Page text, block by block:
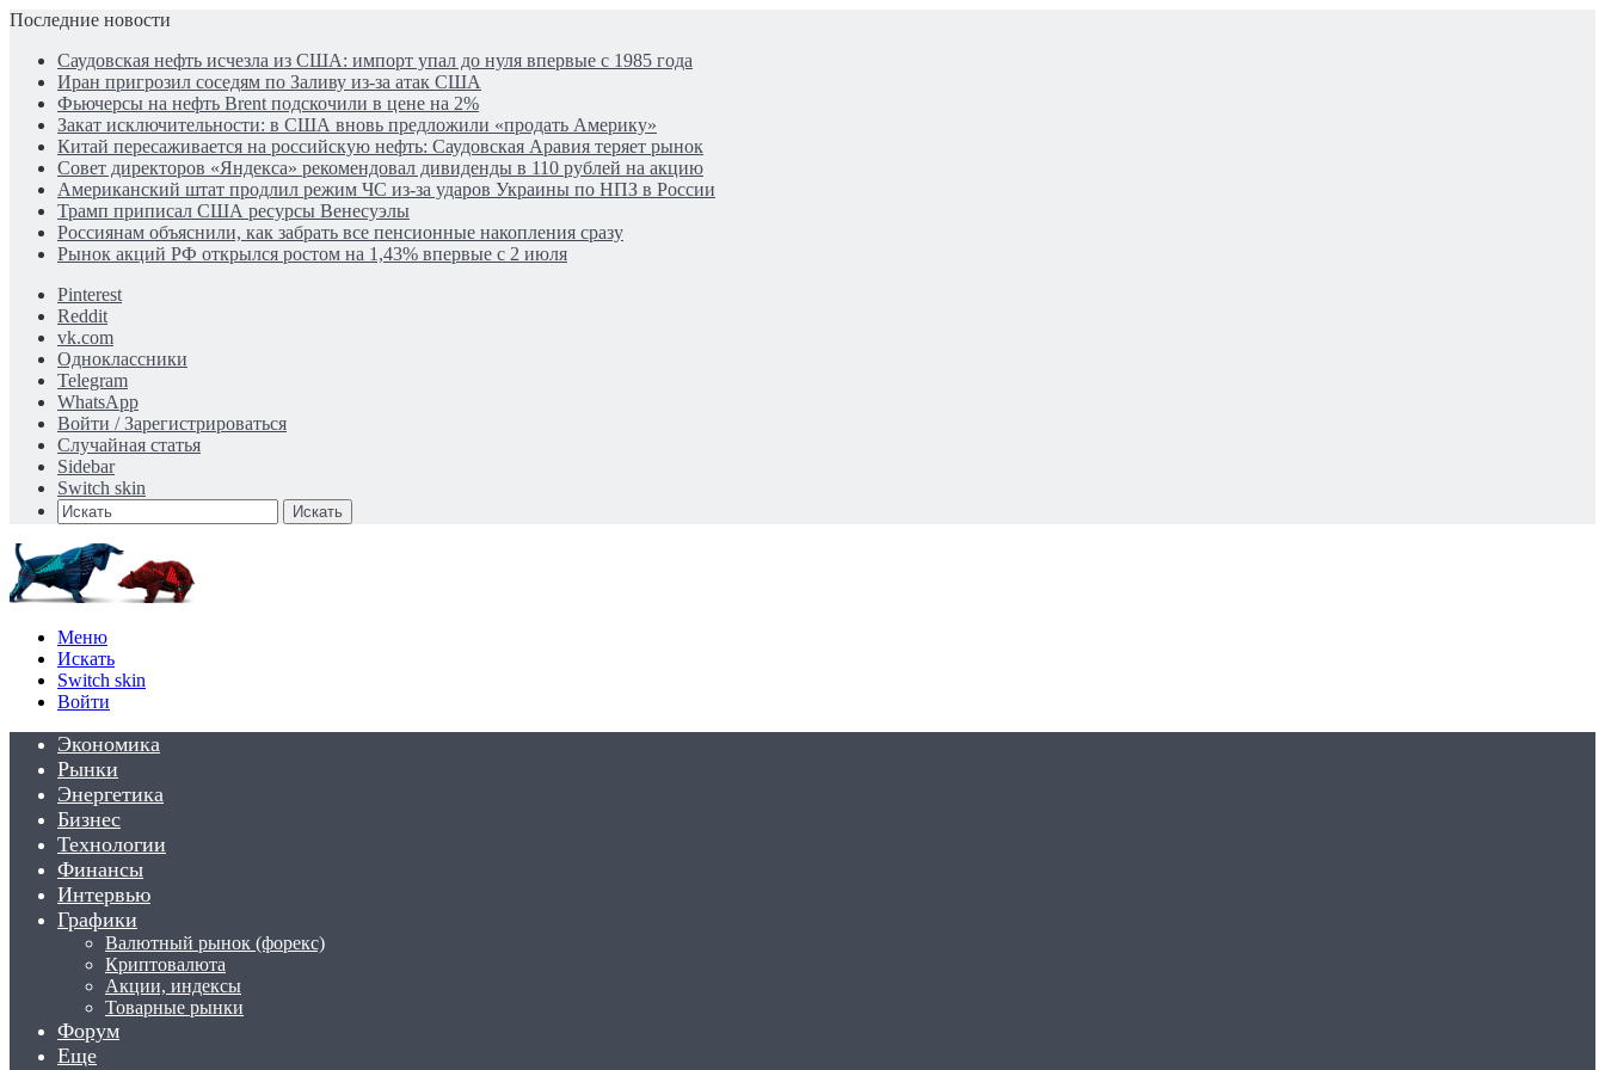
Последние новости
Саудовская нефть исчезла из США: импорт упал до нуля впервые с 1985 года
Иран пригрозил соседям по Заливу из-за атак США
Фьючерсы на нефть Brent подскочили в цене на 2%
Закат исключительности: в США вновь предложили «продать Америку»
Китай пересаживается на российскую нефть: Саудовская Аравия теряет рынок
Совет директоров «Яндекса» рекомендовал дивиденды в 110 рублей на акцию
Американский штат продлил режим ЧС из-за ударов Украины по НПЗ в России
Трамп приписал США ресурсы Венесуэлы
Россиянам объяснили, как забрать все пенсионные накопления сразу
Рынок акций РФ открылся ростом на 1,43% впервые с 2 июля
Pinterest
Reddit
vk.com
Одноклассники
Telegram
WhatsApp
Войти / Зарегистрироваться
Случайная статья
Sidebar
Switch skin
Искать
Меню
Искать
Switch skin
Войти
Экономика
Рынки
Энергетика
Бизнес
Технологии
Финансы
Интервью
Графики
Валютный рынок (форекс)
Криптовалюта
Акции, индексы
Товарные рынки
Форум
Еще